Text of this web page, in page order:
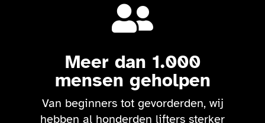

Meer dan 1.000
mensen geholpen
Van beginners tot gevorderden, wij
hebben al honderden lifters sterker